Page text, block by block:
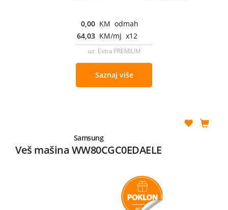
0,00 KM odmah
64,03 KM/mj x12
uz Extra PREMIUM
Saznaj više
Samsung
Veš mašina WW80CGC0EDAELE